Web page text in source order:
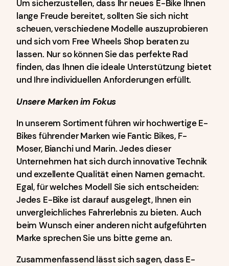
Um sicherzustellen, dass Ihr neues E-Bike Ihnen
lange Freude bereitet, sollten Sie sich nicht
scheuen, verschiedene Modelle auszuprobieren
und sich vom Free Wheels Shop beraten zu
lassen. Nur so können Sie das perfekte Rad
finden, das Ihnen die ideale Unterstützung bietet
und Ihre individuellen Anforderungen erfüllt.
Unsere Marken im Fokus
In unserem Sortiment führen wir hochwertige E-
Bikes führender Marken wie Fantic Bikes, F-
Moser, Bianchi und Marin. Jedes dieser
Unternehmen hat sich durch innovative Technik
und exzellente Qualität einen Namen gemacht.
Egal, für welches Modell Sie sich entscheiden:
Jedes E-Bike ist darauf ausgelegt, Ihnen ein
unvergleichliches Fahrerlebnis zu bieten. Auch
beim Wunsch einer anderen nicht aufgeführten
Marke sprechen Sie uns bitte gerne an.
Zusammenfassend lässt sich sagen, dass E-